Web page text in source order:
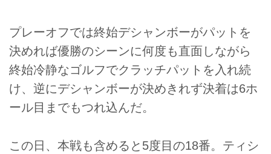
プレーオフでは終始デシャンボーがパットを
決めれば優勝のシーンに何度も直面しながら
終始冷静なゴルフでクラッチパットを入れ続
け、逆にデシャンボーが決めきれず決着は6ホ
ール目までもつれ込んだ。
この日、本戦も含めると5度目の18番。ティシ